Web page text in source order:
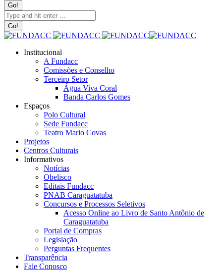
Search:
Institucional
A Fundacc
Comissões e Conselho
Terceiro Setor
Água Viva Coral
Banda Carlos Gomes
Espaços
Polo Cultural
Sede Fundacc
Teatro Mario Covas
Projetos
Centros Culturais
Informativos
Notícias
Obelisco
Editais Fundacc
PNAB Caraguatatuba
Concursos e Processos Seletivos
Acesso Online ao Livro de Santo Antônio de
Caraguatatuba
Portal de Compras
Legislação
Perguntas Frequentes
Transparência
Fale Conosco